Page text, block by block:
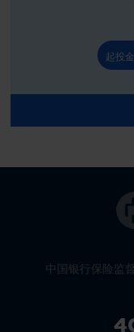
起投
中国银行保险监